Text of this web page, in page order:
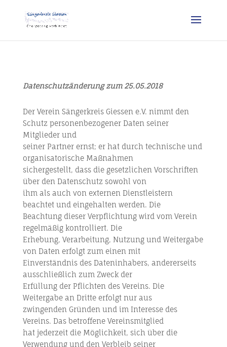
Datenschutzänderung zum 25.05.2018
Der Verein Sängerkreis Giessen e.V. nimmt den
Schutz personenbezogener Daten seiner
Mitglieder und
seiner Partner ernst; er hat durch technische und
organisatorische Maßnahmen
sichergestellt, dass die gesetzlichen Vorschriften
über den Datenschutz sowohl von
ihm als auch von externen Dienstleistern
beachtet und eingehalten werden. Die
Beachtung dieser Verpflichtung wird vom Verein
regelmäßig kontrolliert. Die
Erhebung, Verarbeitung, Nutzung und Weitergabe
von Daten erfolgt zum einen mit
Einverständnis des Dateninhabers, andererseits
ausschließlich zum Zweck der
Erfüllung der Pflichten des Vereins. Die
Weitergabe an Dritte erfolgt nur aus
zwingenden Gründen und im Interesse des
Vereins. Das betroffene Vereinsmitglied
hat jederzeit die Möglichkeit, sich über die
Verwendung und den Verbleib seiner